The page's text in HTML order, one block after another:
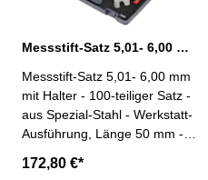
Messstift-Satz 5,01- 6,00 mm 100 tlg. mit Halter
Messstift-Satz 5,01- 6,00 mm
mit Halter - 100-teiliger Satz -
aus Spezial-Stahl - Werkstatt-
Ausführung, Länge 50 mm -
Stufung 0,01 mm - mit
172,80 €*